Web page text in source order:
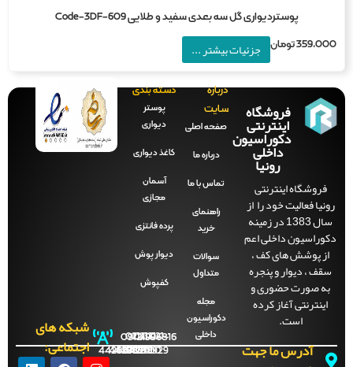
پوستردیواری گل سه بعدی سفید و طلایی Code-3DF-609
تومان جزئیات بیشتر ...
فروشگاه
اینترنتی
دکوراسیون
داخلی
رونیا
فروشگاه اینترنتی
فعالیت خود را از
سال 1383 در زمینه
داخلی اعم
پوشش های کف ،
، دیوار و پنجره
صورت حضوری و
اینترنتی آغاز کرده
درباره
سایت
صفحه‌ اصلی
درباره ما
تماس با ما
راهنمای
سوالات
متداول
دکوراسیون
دسته بندی
کاغذ دیواری
آسمان
پرده فانتزی
دیوار پوش
کفپوش
آدرس ما جهت 09121996816
021-
44288929
021-
44288700
021-
44288701
021-
44288702
شبکه های
اجتماعی: